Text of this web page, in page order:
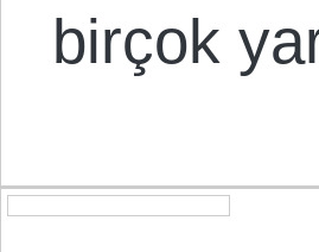
birçok